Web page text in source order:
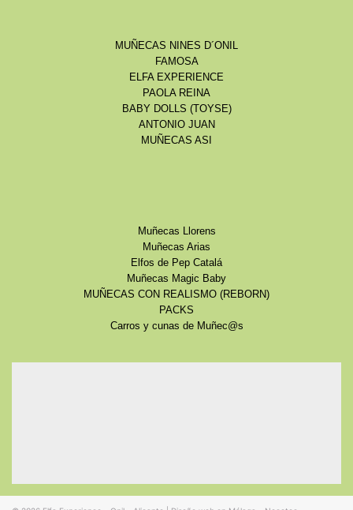
MUÑECAS NINES D´ONIL
FAMOSA
ELFA EXPERIENCE
PAOLA REINA
BABY DOLLS (TOYSE)
ANTONIO JUAN
MUÑECAS ASI
Muñecas Llorens
Muñecas Arias
Elfos de Pep Catalá
Muñecas Magic Baby
MUÑECAS CON REALISMO (REBORN)
PACKS
Carros y cunas de Muñec@s